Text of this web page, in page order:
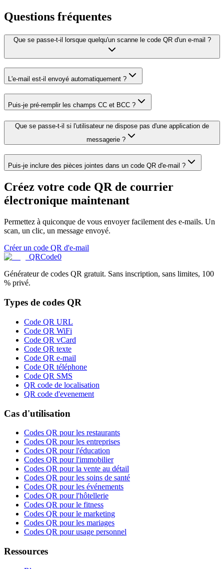
Questions fréquentes
Que se passe-t-il lorsque quelqu'un scanne le code QR d'un e-mail ?
L'e-mail est-il envoyé automatiquement ?
Puis-je pré-remplir les champs CC et BCC ?
Que se passe-t-il si l'utilisateur ne dispose pas d'une application de
messagerie ?
Puis-je inclure des pièces jointes dans un code QR d'e-mail ?
Créez votre code QR de courrier
électronique maintenant
Permettez à quiconque de vous envoyer facilement des e-mails. Un
scan, un clic, un message envoyé.
Créer un code QR d'e-mail
QRCode0
Générateur de codes QR gratuit. Sans inscription, sans limites, 100
% privé.
Types de codes QR
Code QR URL
Code QR WiFi
Code QR vCard
Code QR texte
Code QR e-mail
Code QR téléphone
Code QR SMS
QR code de localisation
QR code d'evenement
Cas d'utilisation
Codes QR pour les restaurants
Codes QR pour les entreprises
Codes QR pour l'éducation
Codes QR pour l'immobilier
Codes QR pour la vente au détail
Codes QR pour les soins de santé
Codes QR pour les événements
Codes QR pour l'hôtellerie
Codes QR pour le fitness
Codes QR pour le marketing
Codes QR pour les mariages
Codes QR pour usage personnel
Ressources